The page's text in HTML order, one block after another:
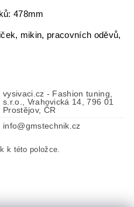
478mm
mikin, pracovních oděvů,
vysivaci.cz - Fashion tuning,
s.r.o., Vrahovická 14, 796 01
Prostějov, ČR
info@gmstechnik.cz
k této položce.